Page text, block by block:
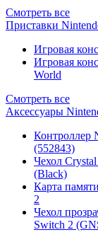
Смотреть все
Приставки
Игровая
Игровая
World
Смотреть все
Аксессуары
Контроллер
(552843)
Чехол
(Black)
Карта
2
Чехол
Switch 2